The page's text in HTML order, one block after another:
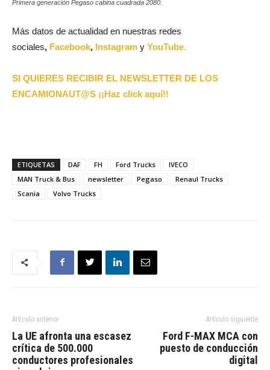
Primera generación Pegaso cabina cuadrada 2080.
Más datos de actualidad en nuestras redes
sociales, Facebook, Instagram y YouTube.
SI QUIERES RECIBIR EL NEWSLETTER DE LOS
ENCAMIONAUT@S ¡¡Haz click aquí!!
ETIQUETAS DAF FH Ford Trucks
IVECO
MAN Truck & Bus
newsletter Pegaso
Renaul Trucks
Scania
Volvo Trucks
Artículo anterior
La UE afronta una escasez
crítica de 500.000
conductores profesionales
Artículo siguiente
Ford F-MAX MCA con
puesto de conducción
digital